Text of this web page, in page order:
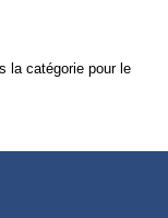
la catégorie pour le